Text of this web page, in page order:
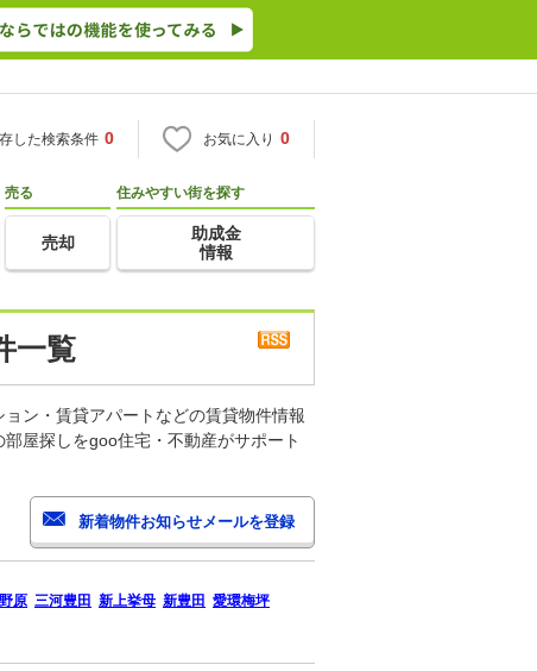
した検索条件 0 お気に入り 0
売る
売却
住みやすい街を探す
助成金
情報
一覧
ン・賃貸アパートなどの賃貸物件情報
屋探しをgoo住宅・不動産がサポート
原 三河豊田 新上挙母 新豊田 愛環梅坪